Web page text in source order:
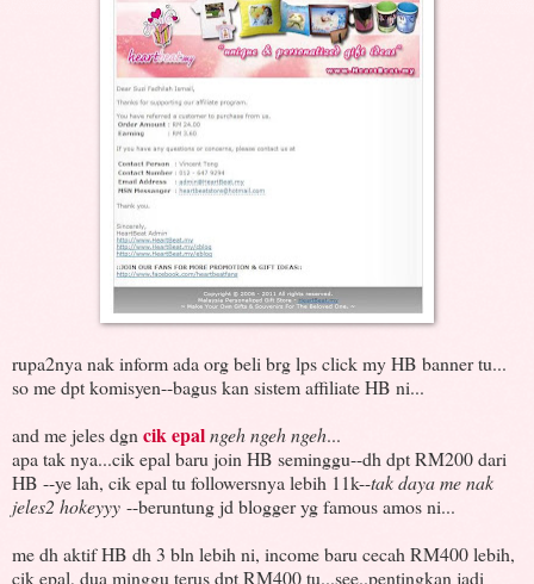
rupa2nya nak inform ada org beli brg lps click my HB banner tu...
so me dpt komisyen--bagus kan sistem affiliate HB ni...
and me jeles dgncik epalngeh ngeh ngeh...
apa tak nya...cik epal baru join HB seminggu--dh dpt RM200 dari
HB --ye lah, cik epal tu followersnya lebih 11k--tak daya me nak
jeles2 hokeyyy --beruntung jd blogger yg famous amos ni...
me dh aktif HB dh 3 bln lebih ni, income baru cecah RM400 lebih,
cik epal, dua minggu terus dpt RM400 tu...see..pentingkan jadi